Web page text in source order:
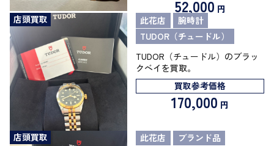
52,000 円
店頭買取
此花店
腕時計
TUDOR（チュードル）
TUDOR（チュードル）のブラッ
クベイを買取。
買取参考価格
170,000 円
店頭買取 此花店
ブランド品